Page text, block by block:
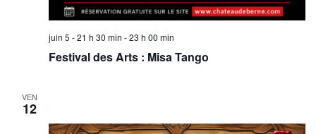
juin 5 - 21 h 30 min -23 h 00 min
Festival des Arts : Misa Tango
VEN
12